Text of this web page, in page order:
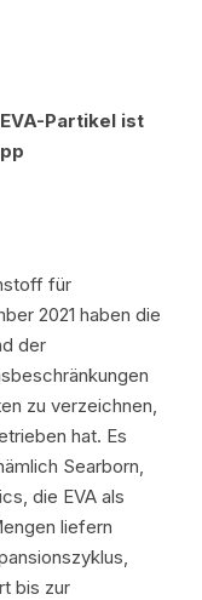
Partikel ist
für
2021 haben die
der
zu verzeichnen,
hat. Es
Searborn,
die EVA als
liefern
bis zur